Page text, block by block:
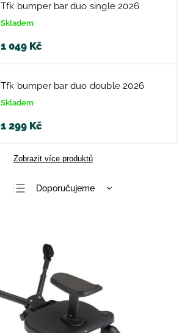
Tfk bumper bar duo single 2026
Skladem
1 049 Kč
Tfk bumper bar duo double 2026
Skladem
1 299 Kč
Zobrazit více produktů
Doporučujeme
Nejprodávanější
Abecedně